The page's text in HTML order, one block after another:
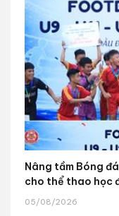
Nâng tầm Bóng
cho thể thao học
05/08/2026